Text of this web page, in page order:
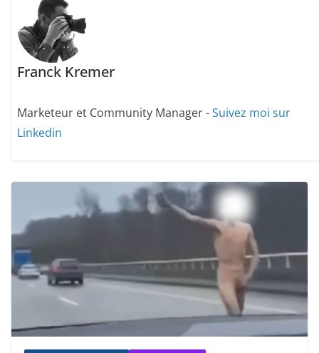
Franck Kremer
Marketeur et Community Manager -Suivez moi sur
Linkedin